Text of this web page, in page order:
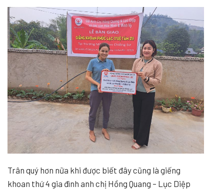
Trân quý hơn nữa khi được biết đây cũng là giếng
khoan thứ 4 gia đình anh chị Hồng Quang – Lục Diệp